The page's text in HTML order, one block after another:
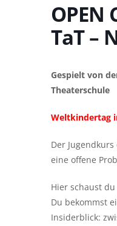
OPEN
TaT –
Gespielt von
Theaterschule
Weltkindertag
Der
eine offene
Hier schaust
Du bekommst
Insiderblick: